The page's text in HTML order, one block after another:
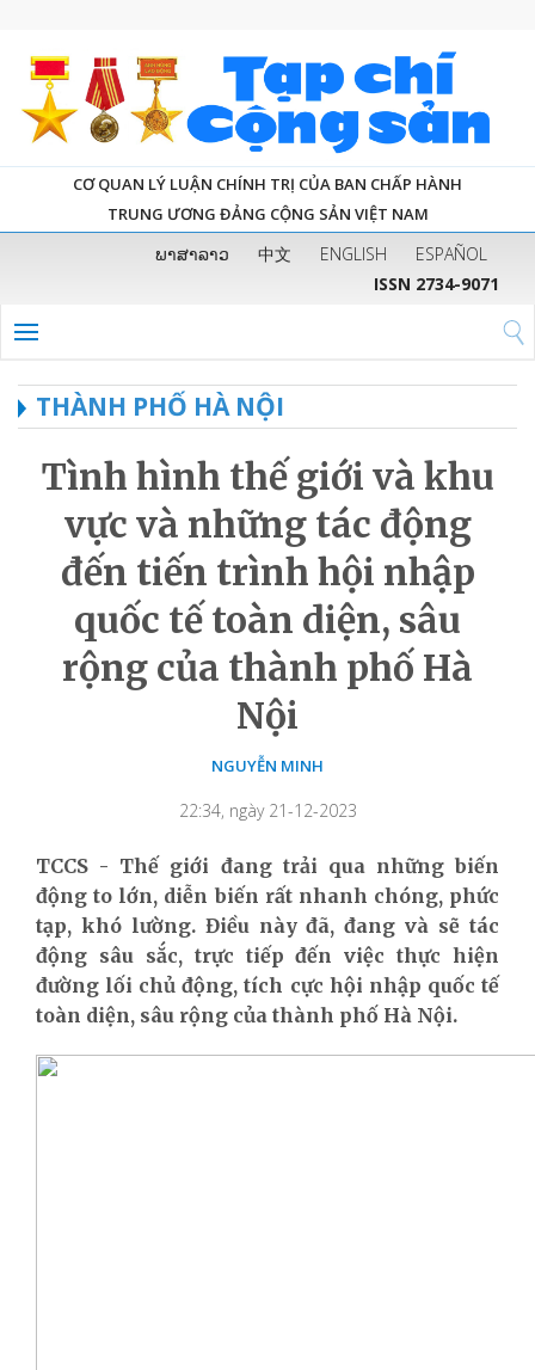
CƠ QUAN LÝ LUẬN CHÍNH TRỊ CỦA BAN CHẤP HÀNH
TRUNG ƯƠNG ĐẢNG CỘNG SẢN VIỆT NAM
ພາສາລາວ 中文 ENGLISH
ESPAÑOL
ISSN 2734-9071
THÀNH PHỐ HÀ NỘI
Tình hình thế giới và khu
vực và những tác động
đến tiến trình hội nhập
quốc tế toàn diện, sâu
rộng của thành phố Hà
Nội
NGUYỄN MINH
22:34, ngày 21-12-2023
TCCS - Thế giới đang trải qua những biến
động to lớn, diễn biến rất nhanh chóng, phức
tạp, khó lường. Điều này đã, đang và sẽ tác
động sâu sắc, trực tiếp đến việc thực hiện
đường lối chủ động, tích cực hội nhập quốc tế
toàn diện, sâu rộng của thành phố Hà Nội.